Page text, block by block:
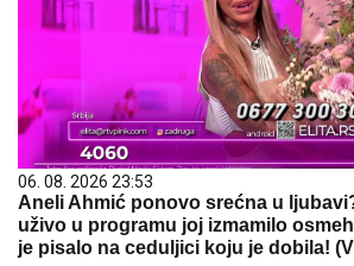
06. 08. 2026 23:53
Aneli Ahmić ponovo srećna u
uživo u programu joj izmamilo
je pisalo na ceduljici koju je dobila!